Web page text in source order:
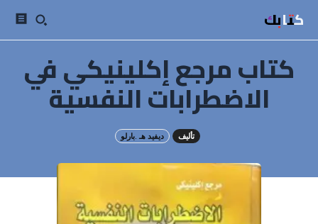
كتابك
كتاب مرجع إكلينيكي في
الاضطرابات النفسية
تأليف ديفيد هـ .بارلو